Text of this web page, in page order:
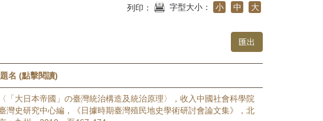
列印： 字型大小： 小 中 大
題名 (點擊閱讀)
〈「大日本帝國」の臺灣統治構造及統治原理〉，收入中國社會科學院
灣史研究中心編，《日據時期臺灣殖民地史學術研討會論文集》，北